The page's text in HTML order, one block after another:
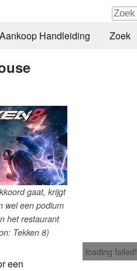
Aankoop Handleiding Zoek
gaat, krijgt
wel een podium
het restaurant
Tekken 8)
loading failed!
een